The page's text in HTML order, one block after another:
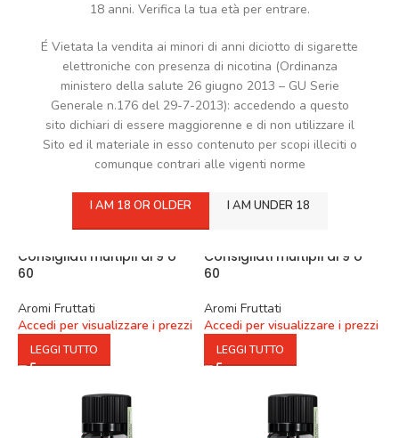
18 anni. Verifica la tua età per entrare.
É Vietata la vendita ai minori di anni diciotto di sigarette
elettroniche con presenza di nicotina (Ordinanza
ministero della salute 26 giugno 2013 – GU Serie
Generale n.176 del 29-7-2013): accedendo a questo
sito dichiari di essere maggiorenne e di non utilizzare il
Sito ed il materiale in esso contenuto per scopi illeciti o
comunque contrari alle vigenti norme
I AM 18 OR OLDER I AM UNDER 18
Consigliati multipli di 9 o
60
Aromi Fruttati
Accedi per visualizzare i prezzi
LEGGI TUTTO
Consigliati multipli di 9 o
60
Aromi Fruttati
Accedi per visualizzare i prezzi
LEGGI TUTTO